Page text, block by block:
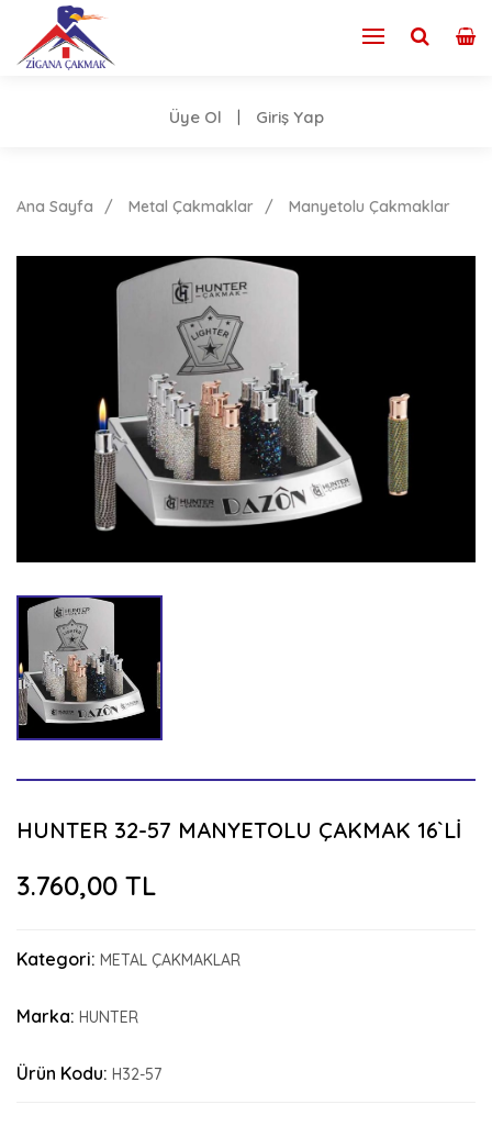
Üye Ol Giriş Yap
Ana Sayfa Metal Çakmaklar Manyetolu Çakmaklar
HUNTER 32-57 MANYETOLU ÇAKMAK 16`Lİ
3.760,00 TL
Kategori: METAL ÇAKMAKLAR
Marka: HUNTER
Ürün Kodu: H32-57